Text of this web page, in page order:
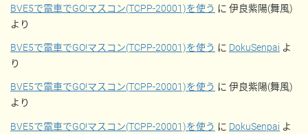
BVE5で電車でGO!マスコン(TCPP-20001)を使う に 伊良紫陽(舞風)
より
BVE5で電車でGO!マスコン(TCPP-20001)を使う に DokuSenpai よ
り
BVE5で電車でGO!マスコン(TCPP-20001)を使う に 伊良紫陽(舞風)
より
BVE5で電車でGO!マスコン(TCPP-20001)を使う に DokuSenpai よ